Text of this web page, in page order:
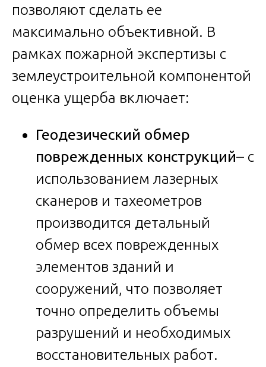
позволяют сделать ее
максимально объективной. В
рамках пожарной экспертизы с
землеустроительной компонентой
оценка ущерба включает:
Геодезический обмер
поврежденных конструкций– с
использованием лазерных
сканеров и тахеометров
производится детальный
обмер всех поврежденных
элементов зданий и
сооружений, что позволяет
точно определить объемы
разрушений и необходимых
восстановительных работ.